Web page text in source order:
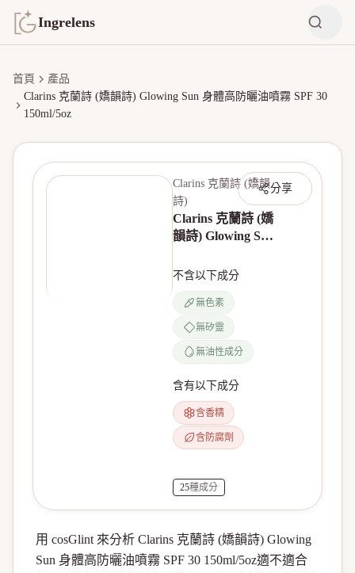
Ingrelens
首頁
產品
Clarins 克蘭詩 (嬌韻詩) Glowing Sun 身體高防曬油噴霧 SPF 30
150ml/5oz
分享
Clarins 克蘭詩 (嬌韻
詩)
Clarins 克蘭詩 (嬌
韻詩) Glowing Sun
SPF 30 150ml/5oz
不含以下成分
無色素
無矽靈
無油性成分
含有以下成分
含香精
含防腐劑
25種成分
用 cosGlint 來分析 Clarins 克蘭詩 (嬌韻詩) Glowing
Sun 身體高防曬油噴霧 SPF 30 150ml/5oz適不適合